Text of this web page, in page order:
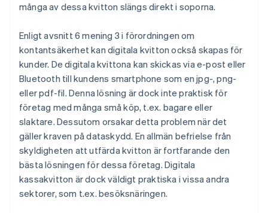
många av dessa kvitton slängs direkt i soporna.
Enligt avsnitt 6 mening 3 i förordningen om
kontantsäkerhet kan digitala kvitton också skapas för
kunder. De digitala kvittona kan skickas via e-post eller
Bluetooth till kundens smartphone som en jpg-, png-
eller pdf-fil. Denna lösning är dock inte praktisk för
företag med många små köp, t.ex. bagare eller
slaktare. Dessutom orsakar detta problem när det
gäller kraven på dataskydd. En allmän befrielse från
skyldigheten att utfärda kvitton är fortfarande den
bästa lösningen för dessa företag. Digitala
kassakvitton är dock väldigt praktiska i vissa andra
sektorer, som t.ex. besöksnäringen.